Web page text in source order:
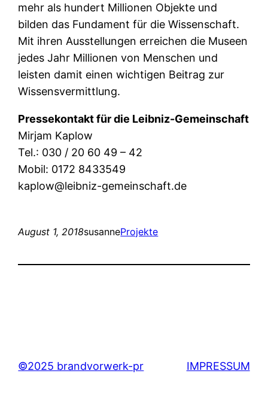
mehr als hundert Millionen Objekte und
bilden das Fundament für die Wissenschaft.
Mit ihren Ausstellungen erreichen die Museen
jedes Jahr Millionen von Menschen und
leisten damit einen wichtigen Beitrag zur
Wissensvermittlung.
Pressekontakt für die Leibniz-Gemeinschaft
Mirjam Kaplow
Tel.: 030 / 20 60 49 – 42
Mobil: 0172 8433549
kaplow@leibniz-gemeinschaft.de
August 1, 2018susanneProjekte
©2025 brandvorwerk-pr IMPRESSUM